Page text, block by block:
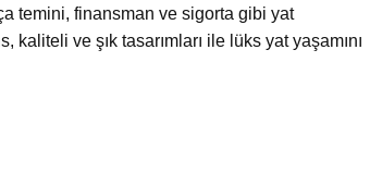
temini, finansman ve sigorta gibi yat
ve şık tasarımları ile lüks yat yaşamını